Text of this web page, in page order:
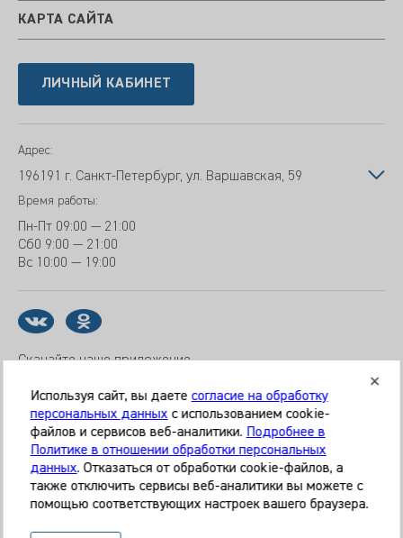
КАРТА САЙТА
ЛИЧНЫЙ КАБИНЕТ
Адрес:
196191 г. Санкт-Петербург, ул. Варшавская, 59
Время работы:
Пн-Пт 09:00 — 21:00
Сб0 9:00 — 21:00
Вс 10:00 — 19:00
Скачайте наше приложение
© 2026 Клиника «МЕДИКАЛ ОН ГРУП»
Все права защищены
Информация, представленная на сайте, является
Используя сайт, вы даете согласие на обработку
персональных данныхс использованием cookie-
файлов и сервисов веб-аналитики. Подробнее в
Политике в отношении обработки персональных
данных. Отказаться от обработки cookie-файлов, а
также отключить сервисы веб-аналитики вы можете с
помощью соответствующих настроек вашего браузера.